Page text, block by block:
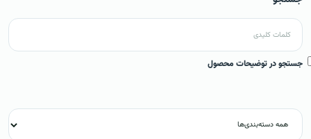
جستجو در توضیحات محصول